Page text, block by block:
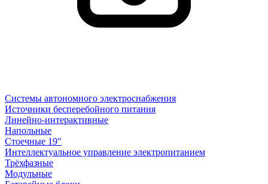
Системы автономного электроснабжения
Источники бесперебойного питания
Линейно-интерактивные
Напольные
Стоечные 19"
Интеллектуальное управление электропитанием
Трёхфазные
Модульные